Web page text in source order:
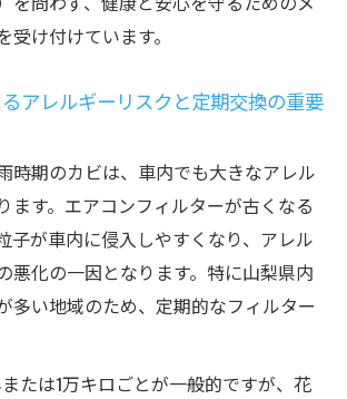
受け付けています。
アレルギーリスクと定期交換の重要
時期のカビは、車内でも大きなアレル
ます。エアコンフィルターが古くなる
子が車内に侵入しやすくなり、アレル
悪化の一因となります。特に山梨県内
多い地域のため、定期的なフィルター
たは1万キロごとが一般的ですが、花